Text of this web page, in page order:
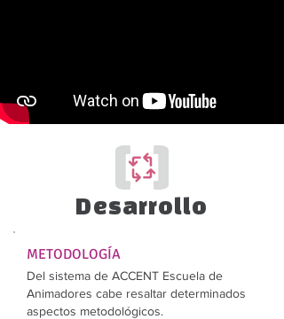
Desarrollo
METODOLOGÍA
Del sistema de ACCENT Escuela de
Animadores cabe resaltar determinados
aspectos metodológicos.